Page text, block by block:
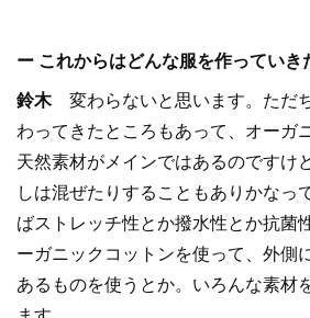
ー これからはどんな服を作っていき
鈴木 変わらないと思います。ただ
わってきたところもあって、オーガ
天然素材がメインではあるのですけ
しは混ぜたりすることもありかなっ
ばストレッチ性とか撥水性とか抗菌
ーガニックコットンを使って、外側
あるものを使うとか。いろんな素材